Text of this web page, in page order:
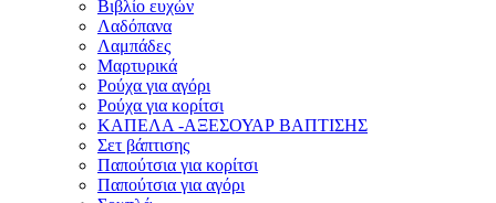
Βιβλίο ευχών
Λαδόπανα
Λαμπάδες
Μαρτυρικά
Ρούχα για αγόρι
Ρούχα για κορίτσι
ΚΑΠΕΛΑ -ΑΞΕΣΟΥΑΡ ΒΑΠΤΙΣΗΣ
Σετ βάπτισης
Παπούτσια για κορίτσι
Παπούτσια για αγόρι